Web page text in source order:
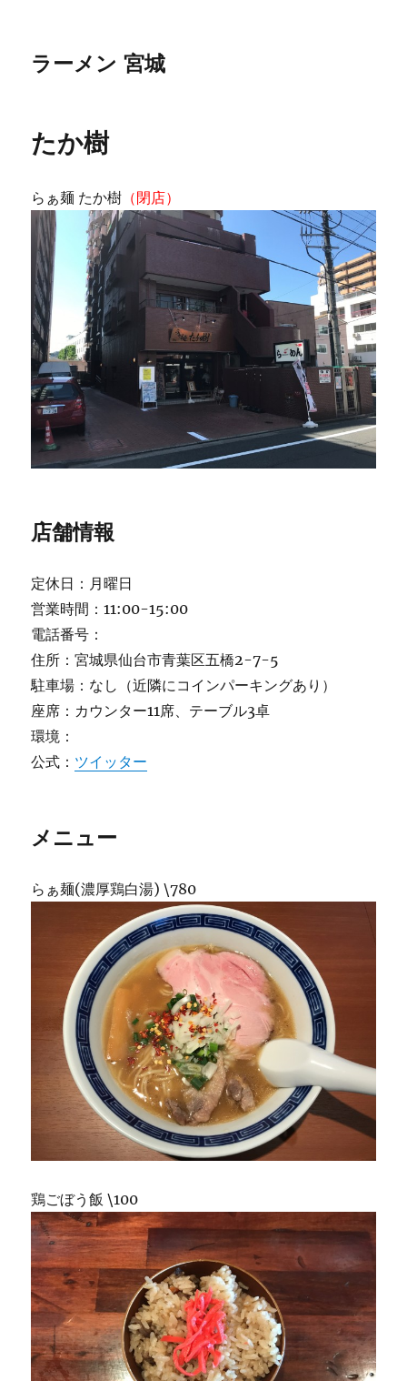
ラーメン 宮城
たか樹
らぁ麺 たか樹 （閉店）
店舗情報
定休日：月曜日
営業時間：11:00-15:00
電話番号：
住所：宮城県仙台市青葉区五橋2-7-5
駐車場：なし（近隣にコインパーキングあり）
座席：カウンター11席、テーブル3卓
環境：
公式： ツイッター
メニュー
らぁ麺(濃厚鶏白湯) \780
鶏ごぼう飯 \100